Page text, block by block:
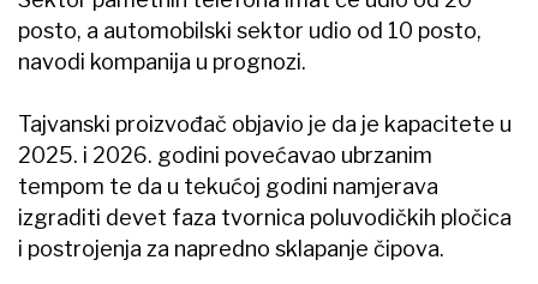
posto, a automobilski sektor udio od 10 posto,
navodi kompanija u prognozi.
Tajvanski proizvođač objavio je da je kapacitete u
2025. i 2026. godini povećavao ubrzanim
tempom te da u tekućoj godini namjerava
izgraditi devet faza tvornica poluvodičkih pločica
i postrojenja za napredno sklapanje čipova.